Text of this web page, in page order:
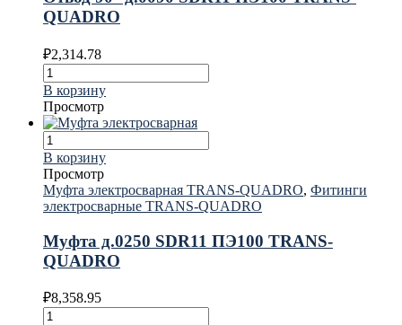
QUADRO
₽2,314.78
В корзину
Просмотр
В корзину
Просмотр
Муфта электросварная TRANS-QUADRO, Фитинги
электросварные TRANS-QUADRO
Муфта д.0250 SDR11 ПЭ100 TRANS-
QUADRO
₽8,358.95